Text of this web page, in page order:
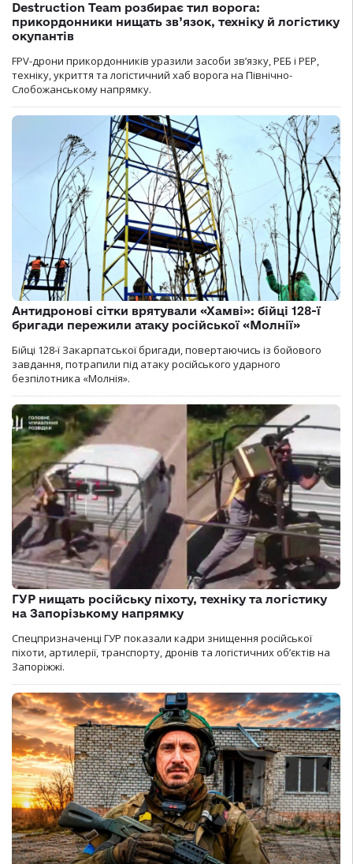
Destruction Team розбирає тил ворога:
прикордонники нищать зв’язок, техніку й логістику
окупантів
FPV-дрони прикордонників уразили засоби зв’язку, РЕБ і РЕР,
техніку, укриття та логістичний хаб ворога на Північно-
Слобожанському напрямку.
Антидронові сітки врятували «Хамві»: бійці 128-ї
бригади пережили атаку російської «Молнії»
Бійці 128-ї Закарпатської бригади, повертаючись із бойового
завдання, потрапили під атаку російського ударного
безпілотника «Молнія».
ГУР нищать російську піхоту, техніку та логістику
на Запорізькому напрямку
Спецпризначенці ГУР показали кадри знищення російської
піхоти, артилерії, транспорту, дронів та логістичних об’єктів на
Запоріжжі.